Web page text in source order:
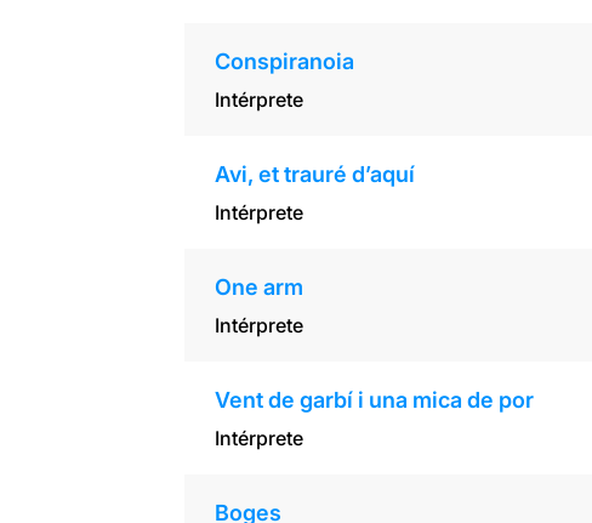
Conspiranoia
Intérprete
Avi, et trauré d’aquí
Intérprete
One arm
Intérprete
Vent de garbí i una mica de por
Intérprete
Boges